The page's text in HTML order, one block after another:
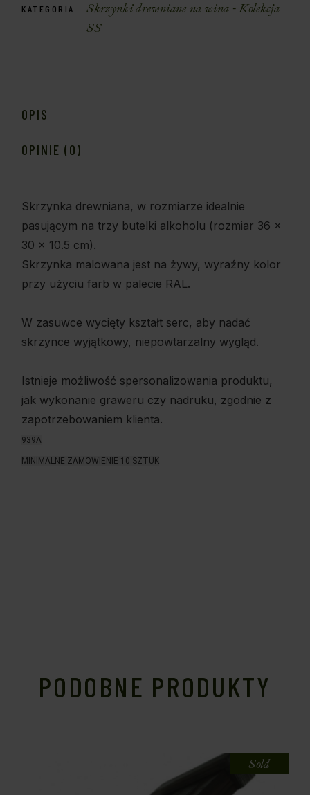
KATEGORIA
Skrzynki drewniane na wina - Kolekcja
SS
OPIS
OPINIE (0)
Skrzynka drewniana, w rozmiarze idealnie
pasującym na trzy butelki alkoholu (rozmiar 36 x
30 x 10.5 cm).
Skrzynka malowana jest na żywy, wyraźny kolor
przy użyciu farb w palecie RAL.
W zasuwce wycięty kształt serc, aby nadać
skrzynce wyjątkowy, niepowtarzalny wygląd.
Istnieje możliwość spersonalizowania produktu,
jak wykonanie graweru czy nadruku, zgodnie z
zapotrzebowaniem klienta.
939A
MINIMALNE ZAMOWIENIE 10 SZTUK
PODOBNE PRODUKTY
Sold